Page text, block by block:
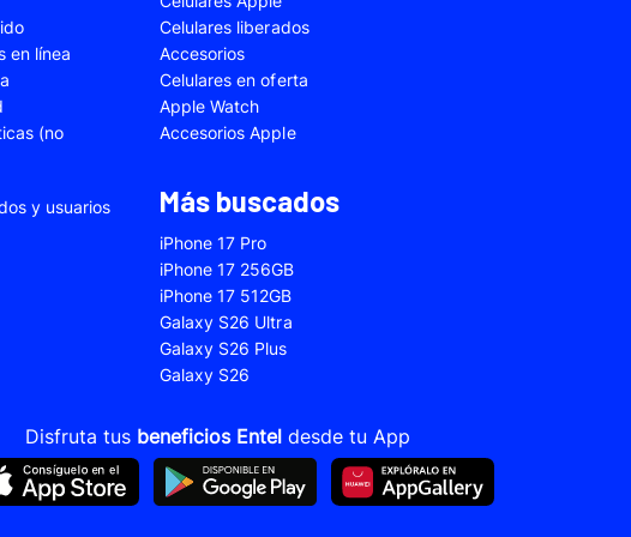
Galaxy A25
Samsung Galaxy A33
Galaxy A52s
Samsung Galaxy A53
Galaxy S21 Fe
Samsung Galaxy S22
Galaxy S23 Plus
Samsung Galaxy S23 Ultra
Galaxy S24 Ultra
Galaxy Z Fold 5
VIVO Y28s
Xiaomi 12T
Xiaomi Redmi A1
Xiaomi Redmi 10A
13C
Xiaomi Redmi 14C
Note 10s
Xiaomi Redmi Note 11
Note 12s Xiaomi Redmi Note 13
en línea
(no
y usuarios
Celulares liberados
Accesorios
Celulares en oferta
Apple Watch
Accesorios Apple
Más buscados
iPhone 17 Pro
iPhone 17 256GB
iPhone 17 512GB
Galaxy S26 Ultra
Galaxy S26 Plus
Galaxy S26
Disfruta tus beneficios Enteldesde tu App